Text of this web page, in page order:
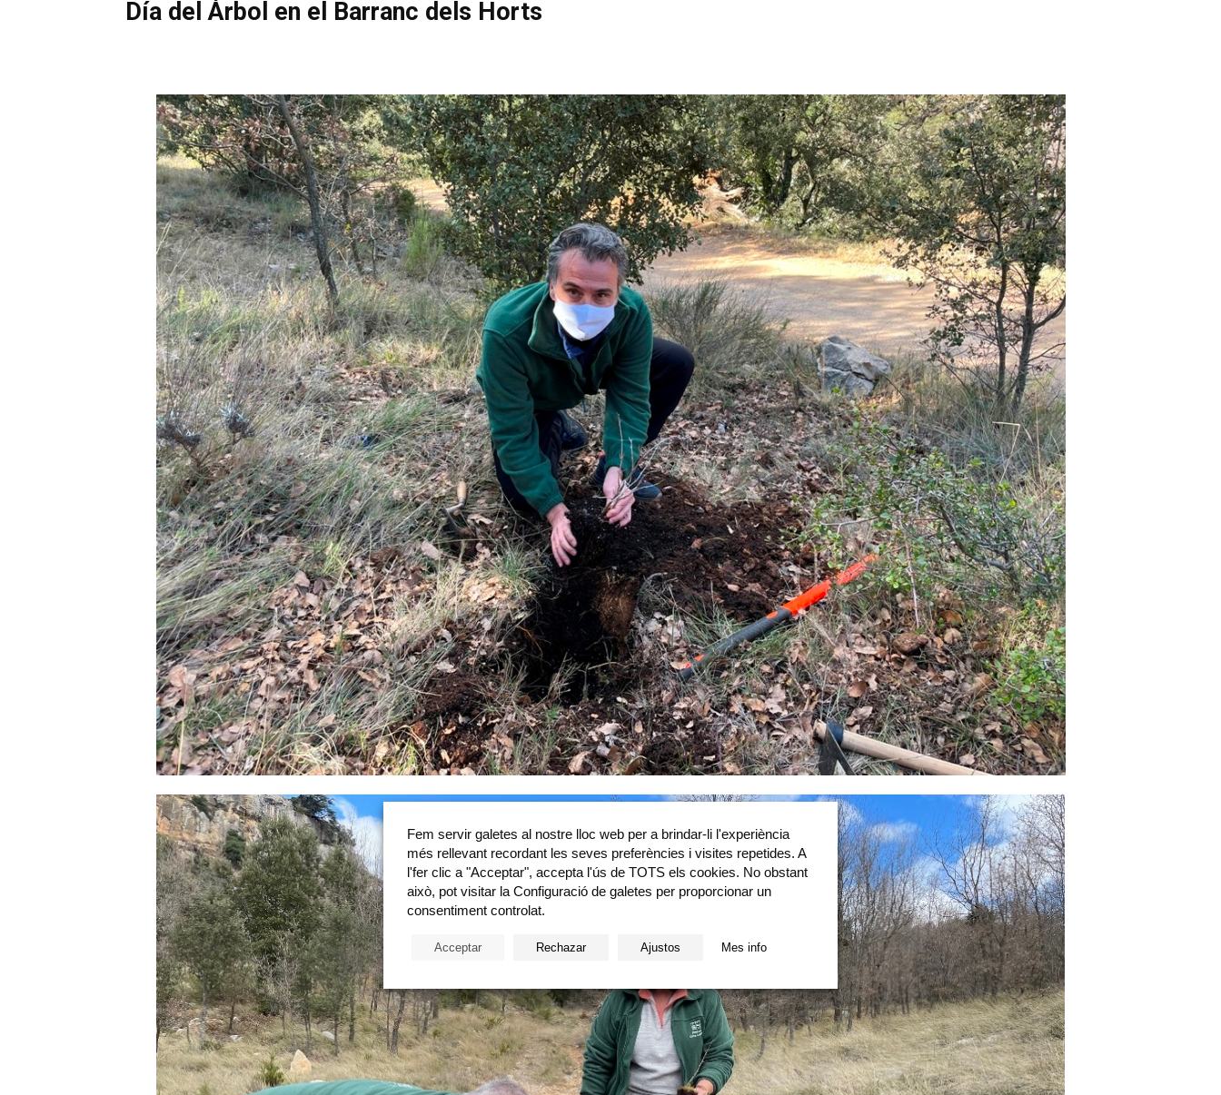
Día del Árbol en el Barranc dels Horts
Fem servir galetes al nostre lloc web per a brindar-li l'experiència
més rellevant recordant les seves preferències i visites repetides. A
l'fer clic a "Acceptar", accepta l'ús de TOTS els cookies. No obstant
això, pot visitar la Configuració de galetes per proporcionar un
consentiment controlat.
Acceptar Rechazar Ajustos Mes info